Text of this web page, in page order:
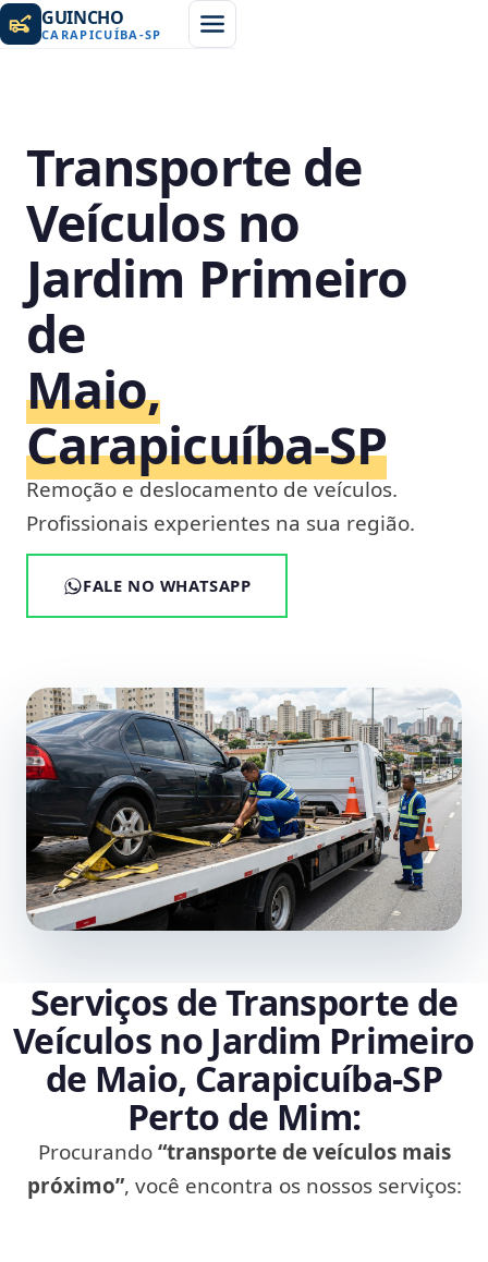
GUINCHO
CARAPICUÍBA -SP
Transporte de
Veículos no
Jardim Primeiro
de
Maio,
Carapicuíba‑SP
Remoção e deslocamento de veículos.
Profissionais experientes na sua região.
FALE NO WHATSAPP
Serviços de Transporte de
Veículos no Jardim Primeiro
de Maio, Carapicuíba‑SP
Perto de Mim:
Procurando“transporte de veículos mais
próximo”, você encontra os nossos serviços: